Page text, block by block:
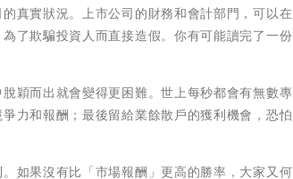
真實狀況。上市公司的財務和會計部門，可以在
了欺騙投資人而直接造假。你有可能讀完了一份
穎而出就會變得更困難。世上每秒都會有無數專
力和報酬；最後留給業餘散戶的獲利機會，恐怕
如果沒有比「市場報酬」更高的勝率，大家又何